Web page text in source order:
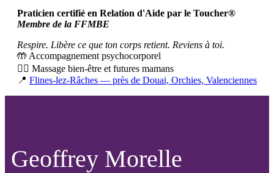
Praticien certifié en Relation d'Aide par le Toucher®
Membre de la FFMBE
Respire. Libère ce que ton corps retient. Reviens à toi.
🤲 Accompagnement psychocorporel
💆‍♀️ Massage bien-être et futures mamans
📍 Flines-lez-Râches — près de Douai, Orchies, Valenciennes
Geoffrey Morelle